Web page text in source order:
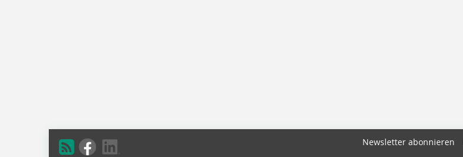
Newsletter abonnieren